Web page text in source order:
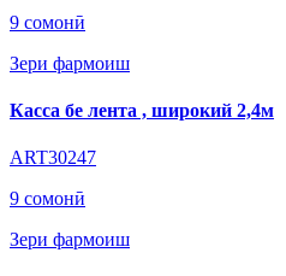
9 сомонӣ
Зери фармоиш
Касса бе лента , широкий 2,4м
ART30247
9 сомонӣ
Зери фармоиш